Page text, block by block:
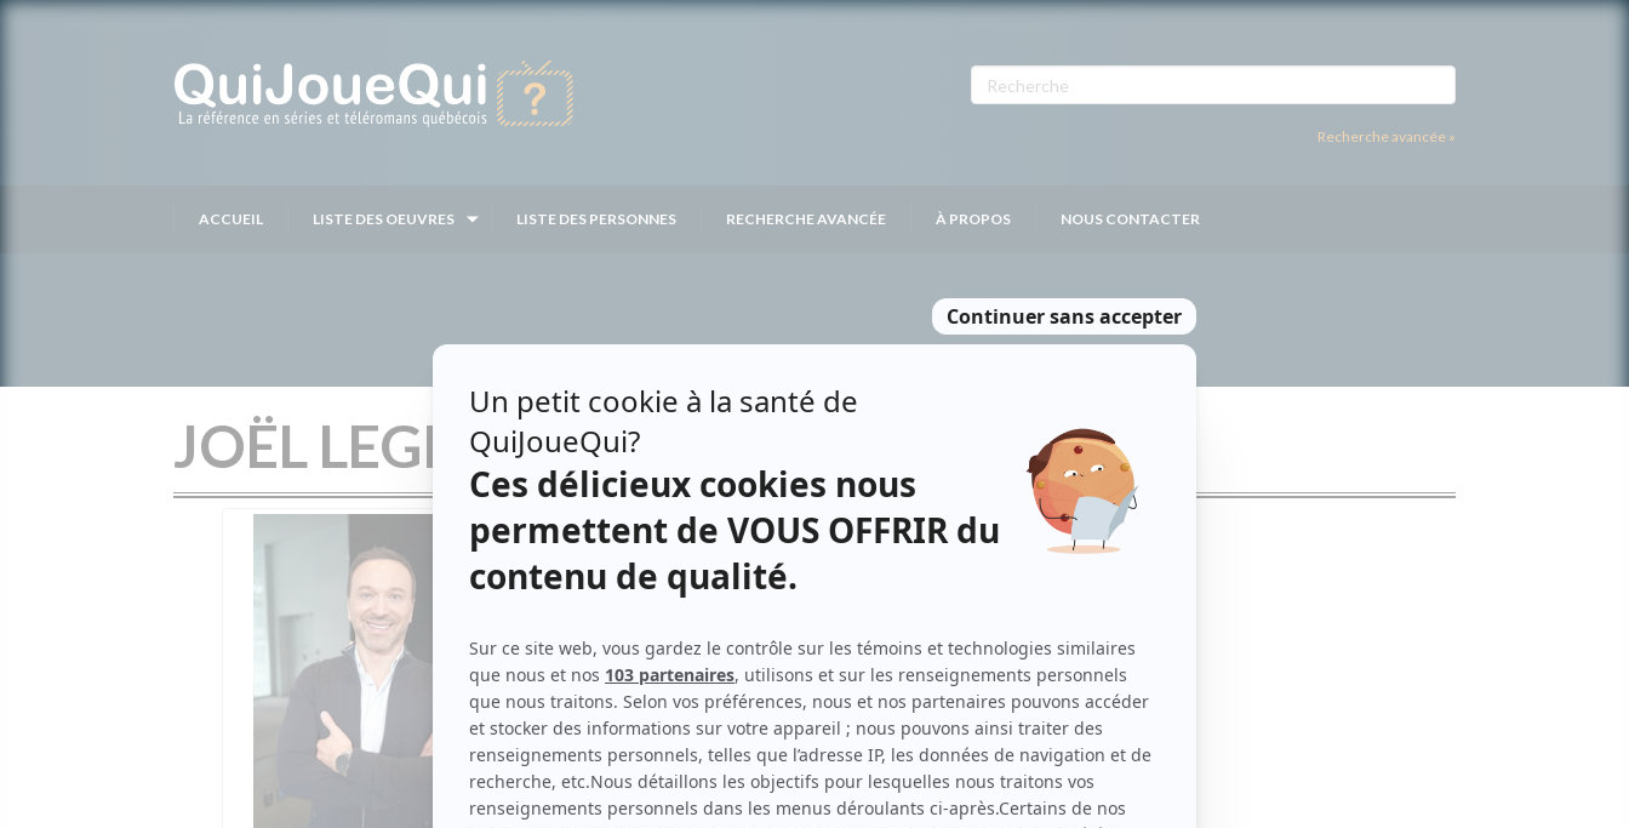
Recherche avancée »
ACCUEIL LISTE DES OEUVRES LISTE DES PERSONNES RECHERCHE AVANCÉE À PROPOS NOUS CONTACTER
JOËL LEGENDRE
Personnages
Jowanne, la psy des stars
Le temps des framboises
Tribu.com (Coiffeur)
Moi et l'autre... II
SQreté 5-0 (Joël Legendre)
Le Dépanneur olympique(Régis Ménard)
Robin et Stella(Roy Milove)
Iniminimagimo(Rôles multiples)